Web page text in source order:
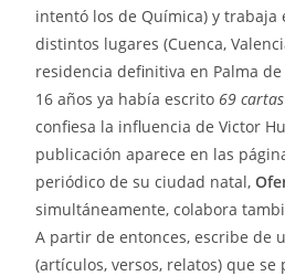
intentó los de Química) y trabaja
distintos lugares (Cuenca,
residencia definitiva en Palma de
16 años ya había escrito 69
confiesa la influencia de Victor
publicación aparece en las
periódico de su ciudad natal,
simultáneamente, colabora
A partir de entonces, escribe de
(artículos, versos, relatos) que